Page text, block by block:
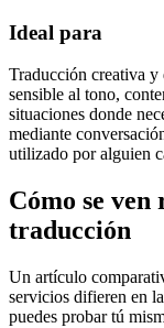
Ideal para
Traducción creativa y
sensible al tono,
situaciones donde
mediante
utilizado por alguien
Cómo se
traducción
Un artículo
servicios difieren en
puedes probar tú